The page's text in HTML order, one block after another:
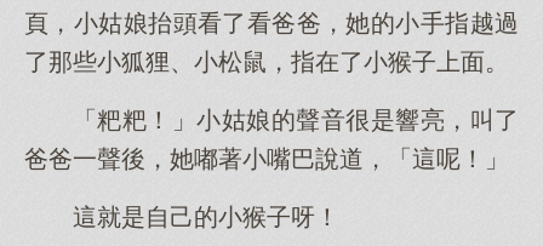
頁，小姑娘抬頭看了看爸爸，她的小手指越過
了那些小狐狸、小松鼠，指在了小猴子上面。
「粑粑！」小姑娘的聲音很是響亮，叫了
爸爸一聲後，她嘟著小嘴巴說道，「這呢！」
這就是自己的小猴子呀！